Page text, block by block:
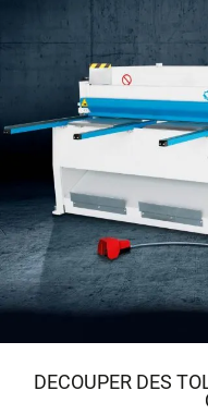
DECOUPER DES